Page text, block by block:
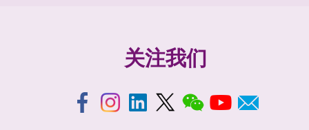
关注我们